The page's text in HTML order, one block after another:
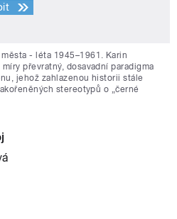
- léta 1945–1961. Karin
převratný, dosavadní paradigma
jehož zahlazenou historii stále
stereotypů o „černé